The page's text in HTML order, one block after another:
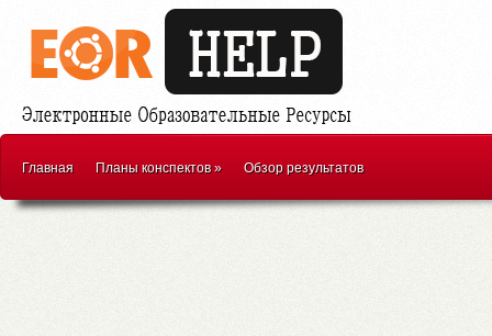
Главная Планы конспектов» Обзор результатов